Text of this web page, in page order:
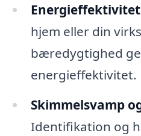
hjem eller din
bæredygtighed
energieffektivitet.
Skimmelsvamp
Identifikation og